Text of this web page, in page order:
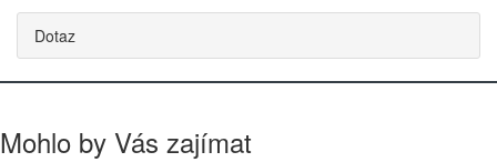
Dotaz
Mohlo by Vás zajímat